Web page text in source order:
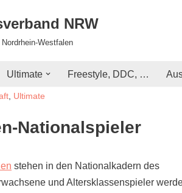
NRW
Westfalen
Ultimate Freestyle, DDC, …
, Ultimate
Nationalspieler
stehen in den Nationalkadern des
und Altersklassenspieler